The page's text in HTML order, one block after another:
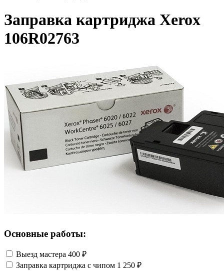
Заправка картриджа Xerox
106R02763
Основные работы:
Выезд мастера 400 ₽
Заправка картриджа с чипом 1 250 ₽